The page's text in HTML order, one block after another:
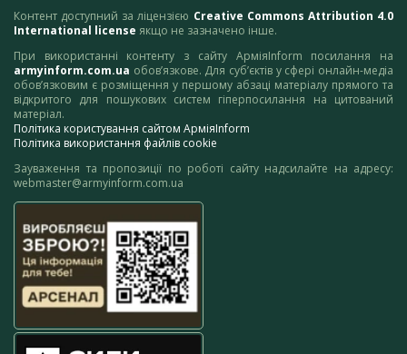
Контент доступний за ліцензією Creative Commons Attribution 4.0
International license якщо не зазначено інше.
При використанні контенту з сайту АрміяInform посилання на
armyinform.com.ua обов’язкове. Для суб’єктів у сфері онлайн-медіа
обов’язковим є розміщення у першому абзаці матеріалу прямого та
відкритого для пошукових систем гіперпосилання на цитований
матеріал.
Політика користування сайтом АрміяInform
Політика використання файлів cookie
Зауваження та пропозиції по роботі сайту надсилайте на адресу:
webmaster@armyinform.com.ua